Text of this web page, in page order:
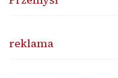
reklama